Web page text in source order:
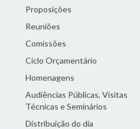
Proposições
Reuniões
Comissões
Ciclo Orçamentário
Homenagens
Audiências Públicas, Visitas
Técnicas e Seminários
Distribuição do dia